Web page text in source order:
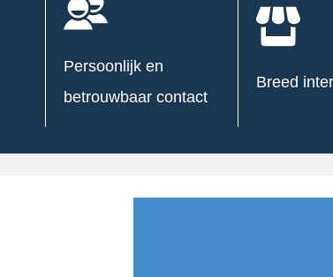
Persoonlijk en
betrouwbaar contact
Breed